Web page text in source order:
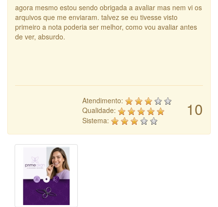
agora mesmo estou sendo obrigada a avaliar mas nem vi os
arquivos que me enviaram. talvez se eu tivesse visto
primeiro a nota poderia ser melhor, como vou avaliar antes
de ver, absurdo.
10
Atendimento:
Qualidade:
Sistema: